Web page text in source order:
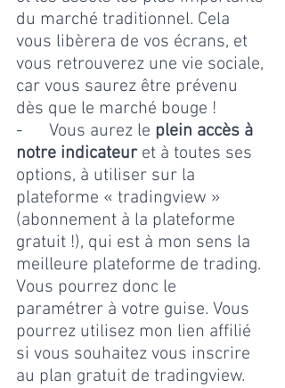
du marché traditionnel. Cela
vous libèrera de vos écrans, et
vous retrouverez une vie sociale,
car vous saurez être prévenu
dès que le marché bouge !
- Vous aurez le plein accès à
notre indicateur et à toutes ses
options, à utiliser sur la
plateforme « tradingview »
(abonnement à la plateforme
gratuit !), qui est à mon sens la
meilleure plateforme de trading.
Vous pourrez donc le
paramétrer à votre guise. Vous
pourrez utilisez mon lien affilié
si vous souhaitez vous inscrire
au plan gratuit de tradingview.